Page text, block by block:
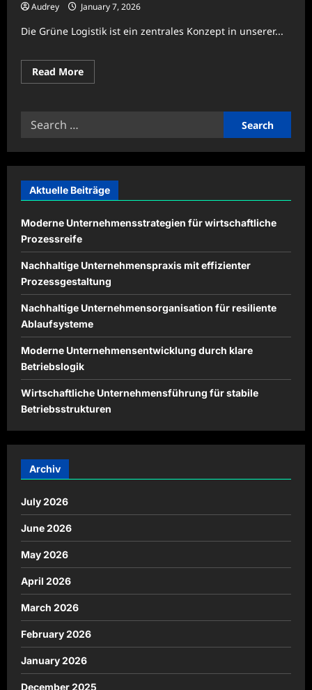
Audrey January 7, 2026
Die Grüne Logistik ist ein zentrales Konzept in unserer...
Read MoreRead
more
dem
Güterkraftverkehr
Search
Aktuelle Beiträge
Moderne Unternehmensstrategien für wirtschaftliche
Prozessreife
Nachhaltige Unternehmenspraxis mit effizienter
Prozessgestaltung
Nachhaltige Unternehmensorganisation für resiliente
Ablaufsysteme
Moderne Unternehmensentwicklung durch klare
Betriebslogik
Wirtschaftliche Unternehmensführung für stabile
Betriebsstrukturen
Archiv
July 2026
June 2026
May 2026
April 2026
March 2026
February 2026
January 2026
December 2025